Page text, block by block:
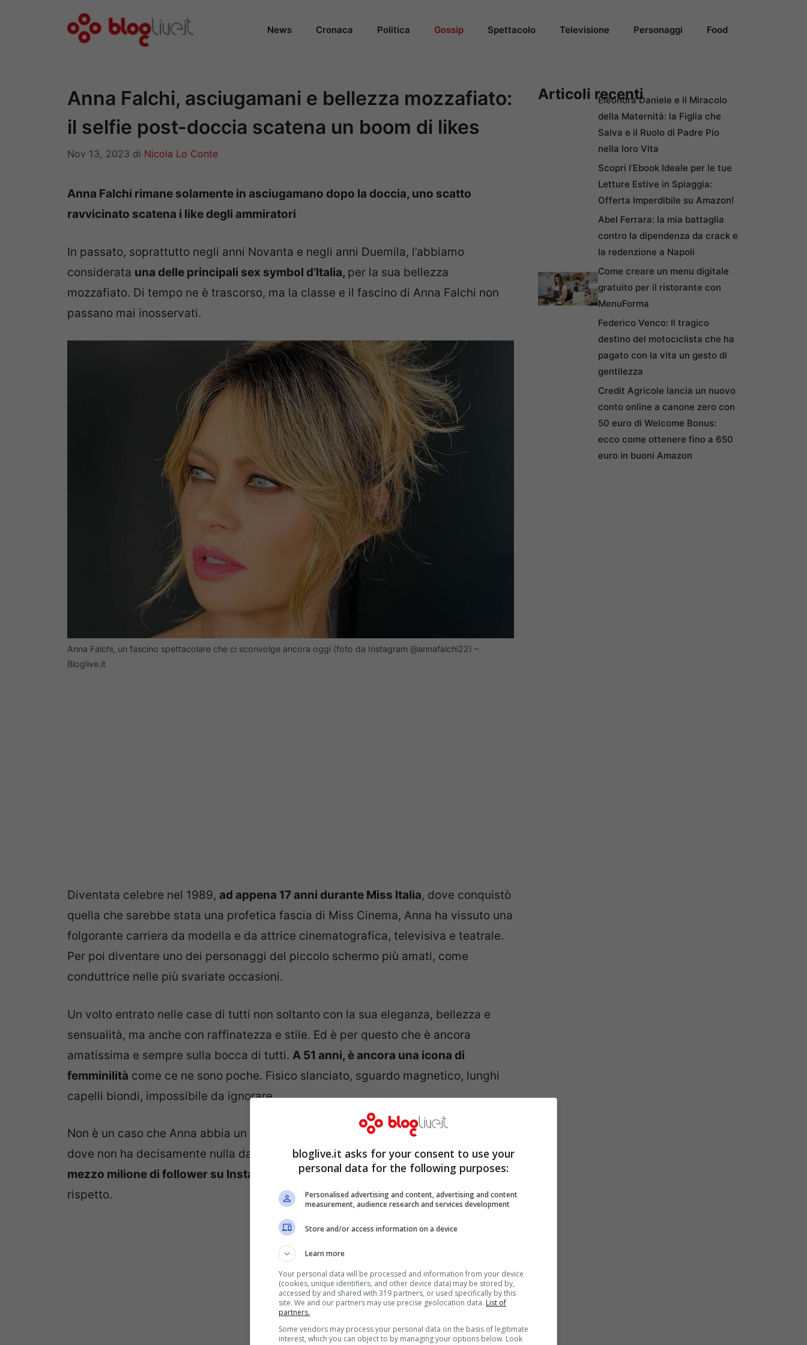
News Cronaca Politica Gossip Spettacolo Televisione Personaggi Food
Anna Falchi, asciugamani e bellezza mozzafiato:
il selfie post-doccia scatena un boom di likes
Nov 13, 2023 di Nicola Lo Conte
Anna Falchi rimane solamente in asciugamano dopo la doccia, uno scatto
ravvicinato scatena i like degli ammiratori
In passato, soprattutto negli anni Novanta e negli anni Duemila, l’abbiamo
considerata una delle principali sex symbol d’Italia, per la sua bellezza
mozzafiato. Di tempo ne è trascorso, ma la classe e il fascino di Anna Falchi non
passano mai inosservati.
Anna Falchi, un fascino spettacolare che ci sconvolge ancora oggi (foto da Instagram @annafalchi22) –
Bloglive.it
Diventata celebre nel 1989, ad appena 17 anni durante Miss Italia, dove conquistò
quella che sarebbe stata una profetica fascia di Miss Cinema, Anna ha vissuto una
folgorante carriera da modella e da attrice cinematografica, televisiva e teatrale.
Per poi diventare uno dei personaggi del piccolo schermo più amati, come
conduttrice nelle più svariate occasioni.
Un volto entrato nelle case di tutti non soltanto con la sua eleganza, bellezza e
sensualità, ma anche con raffinatezza e stile. Ed è per questo che è ancora
amatissima e sempre sulla bocca di tutti. A 51 anni, è ancora una icona di
femminilità come ce ne sono poche. Fisico slanciato, sguardo magnetico, lunghi
capelli biondi, impossibile da ignorare.
Non è un caso che Anna abbia un nutritissimo seguito di ammiratori sui social,
dove non ha decisamente nulla da invidiare a bellezze più giovani di lei. Con oltre
mezzo milione di follower su Instagram
, anche sul web è una celebrità di tutto
rispetto.
Articoli recentiEleonora Daniele e il Miracolo
della Maternità: la Figlia che
Salva e il Ruolo di Padre Pio
nella loro Vita
Scopri l’Ebook Ideale per le tue
Letture Estive in Spiaggia:
Offerta Imperdibile su Amazon!
Abel Ferrara: la mia battaglia
contro la dipendenza da crack e
la redenzione a Napoli
Come creare un menu digitale
gratuito per il ristorante con
MenuForma
Federico Venco: Il tragico
destino del motociclista che ha
pagato con la vita un gesto di
gentilezza
Credit Agricole lancia un nuovo
conto online a canone zero con
50 euro di Welcome Bonus:
ecco come ottenere fino a 650
euro in buoni Amazon
bloglive.it asks for your consent to use your
personal data for the following purposes:
Personalised advertising and content, advertising and content
measurement, audience research and services development
Store and/or access information on a device
Learn more
Your personal data will be processed and information from your device
(cookies, unique identifiers, and other device data) may be stored by,
accessed by and shared with 319 partners, or used specifically by this
site. We and our partners may use precise geolocation data. List of
partners.
Some vendors may process your personal data on the basis of legitimate
interest, which you can object to by managing your options below. Look